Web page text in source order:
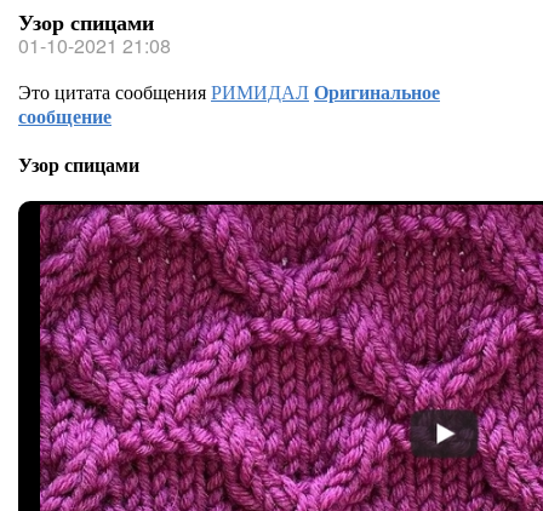
Узор спицами
01-10-2021 21:08
Это цитата сообщенияРИМИДАЛОригинальное
сообщение
Узор спицами